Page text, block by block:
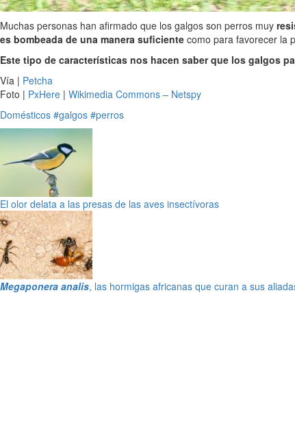
Muchas personas han afirmado que los galgos son perros muy
es bombeada de una manera suficiente como para favorecer la
Este tipo de características nos hacen saber que los galgos
Vía | Petcha
Foto | PxHere | Wikimedia Commons – Netspy
Domésticos #galgos #perros
El olor delata a las presas de las aves insectívoras
Megaponera analis, las hormigas africanas que curan a sus